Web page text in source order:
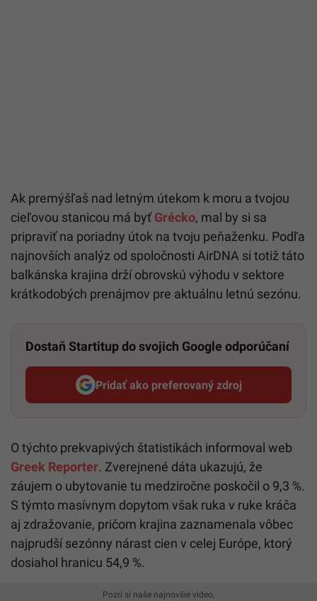
Ak premýšľaš nad letným útekom k moru a tvojou
cieľovou stanicou má byťGrécko, mal by si sa
pripraviť na poriadny útok na tvoju peňaženku. Podľa
najnovších analýz od spoločnosti AirDNA si totiž táto
balkánska krajina drží obrovskú výhodu v sektore
krátkodobých prenájmov pre aktuálnu letnú sezónu.
Dostaň Startitup do svojich Google odporúčaní
Pridať ako preferovaný zdroj
Startitup, odkaz sa otvorí v
O týchto prekvapivých štatistikách informoval web
Greek Reporter. Zverejnené dáta ukazujú, že
záujem o ubytovanie tu medziročne poskočil o 9,3 %.
S týmto masívnym dopytom však ruka v ruke kráča
aj zdražovanie, pričom krajina zaznamenala vôbec
najprudší sezónny nárast cien v celej Európe, ktorý
dosiahol hranicu 54,9 %.
Pozri si naše najnovšie video,